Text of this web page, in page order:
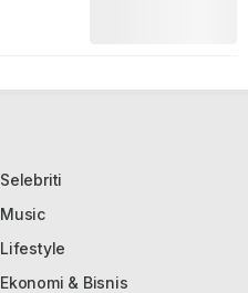
Selebriti
Music
Lifestyle
Ekonomi & Bisnis